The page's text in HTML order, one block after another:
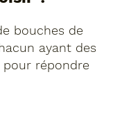
bouches de
ayant des
répondre